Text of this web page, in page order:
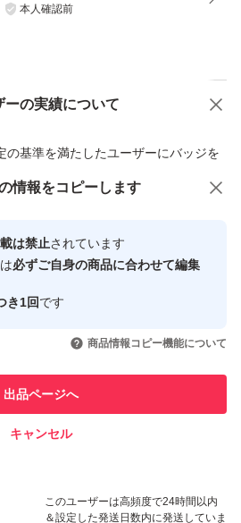
本人確認前
ーの実績について
の基準を満たしたユーザーにバッジを
心・安全なユーザーです
引を完了させた実績があります
での取引実績があります
このユーザーは高頻度で24時間以内
＆設定した発送日数内に発送していま
商品への質問
情報をコピーします
は禁止されています
必ずご自身の商品に合わせて編集
き1回です
商品情報コピー機能について
出品ページへ
キャンセル
オススメ